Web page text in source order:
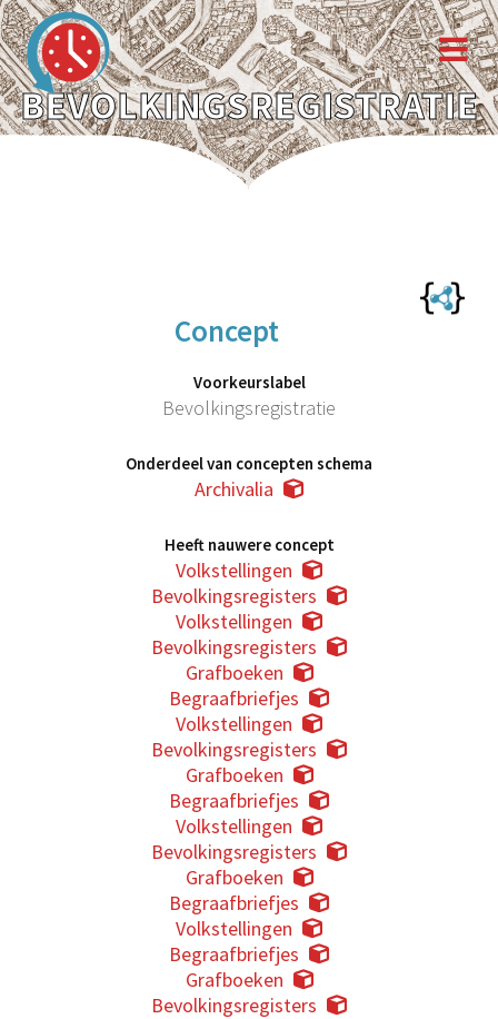
BEVOLKINGSREGISTRATIE
Concept
Voorkeurslabel
Bevolkingsregistratie
Onderdeel van concepten schema
Archivalia
Heeft nauwere concept
Volkstellingen
Bevolkingsregisters
Volkstellingen
Bevolkingsregisters
Grafboeken
Begraafbriefjes
Volkstellingen
Bevolkingsregisters
Grafboeken
Begraafbriefjes
Volkstellingen
Bevolkingsregisters
Grafboeken
Begraafbriefjes
Volkstellingen
Begraafbriefjes
Grafboeken
Bevolkingsregisters